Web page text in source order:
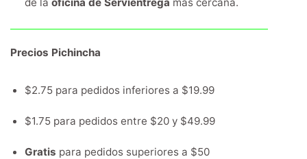
Precios Pichincha
$2.75 para pedidos inferiores a $19.99
$1.75 para pedidos entre $20 y $49.99
Gratis para pedidos superiores a $50